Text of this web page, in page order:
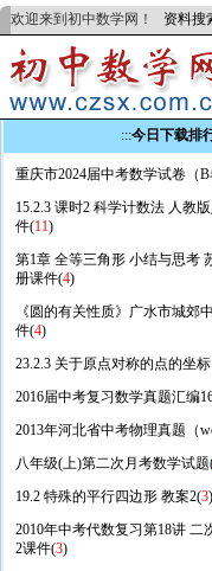
欢迎来到初中数学网！ 资料搜
:::今日下载排
重庆市2024届中考数学试卷（
15.2.3 课时2 科学计数法 人教
件(11)
第1章 全等三角形 小结与思考
册课件(4)
《圆的有关性质》广水市城郊
件(4)
23.2.3 关于原点对称的点的坐
2016届中考复习数学真题汇编
2013年河北省中考物理真题（
八年级(上)第二次月考数学试题
19.2 特殊的平行四边形 教案2(3)
2010年中考代数复习第18讲 二
2课件(3)